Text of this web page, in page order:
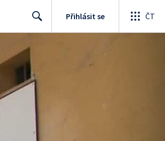
Přihlásit se ČT